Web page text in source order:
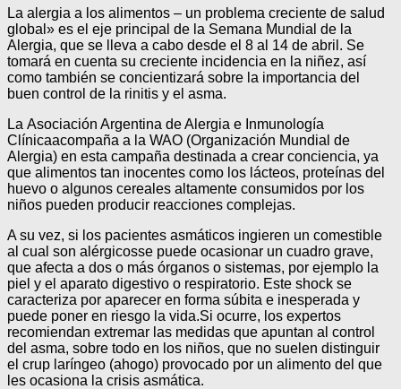
La alergia a los alimentos – un problema creciente de salud
global» es el eje principal de la Semana Mundial de la
Alergia, que se lleva a cabo desde el 8 al 14 de abril. Se
tomará en cuenta su creciente incidencia en la niñez, así
como también se concientizará sobre la importancia del
buen control de la rinitis y el asma.
La Asociación Argentina de Alergia e Inmunología
Clínicaacompaña a la WAO (Organización Mundial de
Alergia) en esta campaña destinada a crear conciencia, ya
que alimentos tan inocentes como los lácteos, proteínas del
huevo o algunos cereales altamente consumidos por los
niños pueden producir reacciones complejas.
A su vez, si los pacientes asmáticos ingieren un comestible
al cual son alérgicosse puede ocasionar un cuadro grave,
que afecta a dos o más órganos o sistemas, por ejemplo la
piel y el aparato digestivo o respiratorio. Este shock se
caracteriza por aparecer en forma súbita e inesperada y
puede poner en riesgo la vida.Si ocurre, los expertos
recomiendan extremar las medidas que apuntan al control
del asma, sobre todo en los niños, que no suelen distinguir
el crup laríngeo (ahogo) provocado por un alimento del que
les ocasiona la crisis asmática.